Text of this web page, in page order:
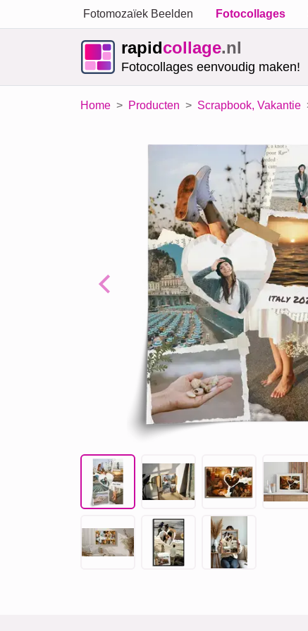
Fotomozaïek Beelden Fotocollages
rapidcollage.nl
Fotocollages eenvoudig maken!
Home Producten Scrapbook, Vakantie
Previous